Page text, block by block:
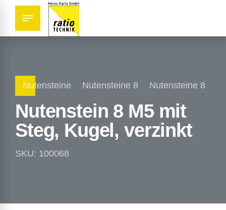
Nutensteine Nutensteine 8 Nutensteine 8
Nutenstein 8 M5 mit
Steg, Kugel, verzinkt
SKU: 100068